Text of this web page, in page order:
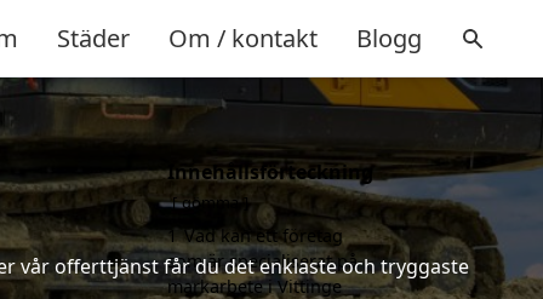
Städer Om / kontakt Blogg
vår offerttjänst får du det enklaste och tryggaste
Innehållsförteckning
gömma
1 Vad kan ett företag
som är specialiserat på
markarbete i Vittinge